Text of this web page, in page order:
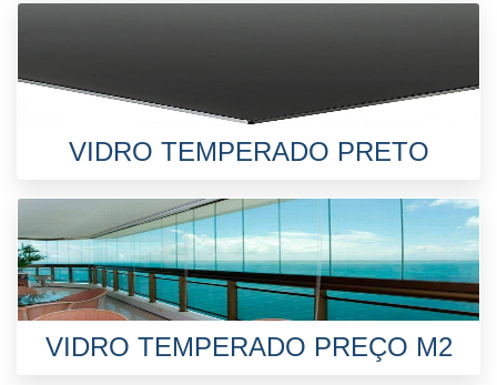
VIDRO TEMPERADO PRETO
VIDRO TEMPERADO PREÇO M2